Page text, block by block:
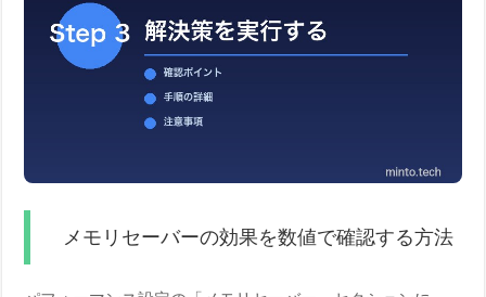
メモリセーバーの効果を数値で確認する方法